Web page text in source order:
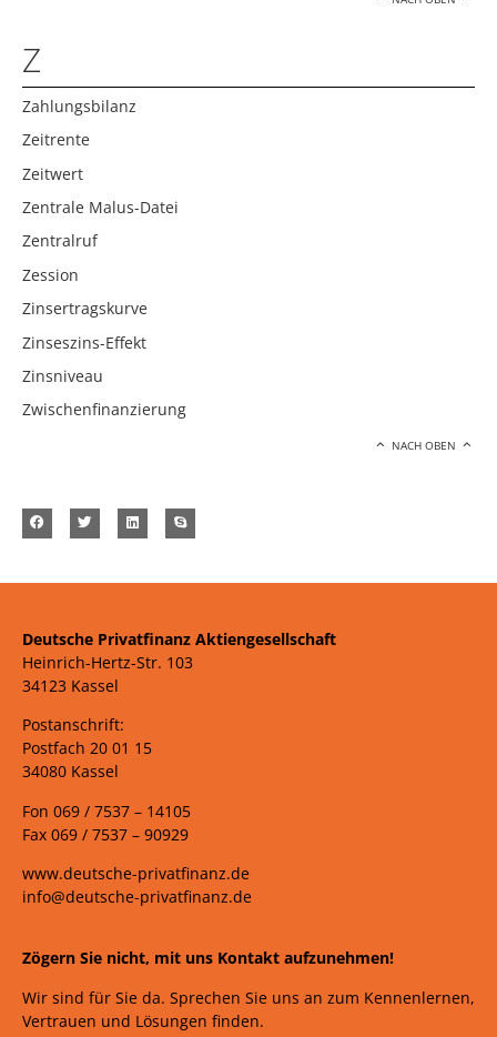
Z
Zahlungsbilanz
Zeitrente
Zeitwert
Zentrale Malus-Datei
Zentralruf
Zession
Zinsertragskurve
Zinseszins-Effekt
Zinsniveau
Zwischenfinanzierung
NACH OBEN
Deutsche Privatfinanz Aktiengesellschaft
Heinrich-Hertz-Str. 103
34123 Kassel
Postanschrift:
Postfach 20 01 15
34080 Kassel
Fon 069 / 7537 – 14105
Fax 069 / 7537 – 90929
www.deutsche-privatfinanz.de
info@deutsche-privatfinanz.de
Zögern Sie nicht, mit uns Kontakt aufzunehmen!
Wir sind für Sie da. Sprechen Sie uns an zum Kennenlernen,
Vertrauen und Lösungen finden.